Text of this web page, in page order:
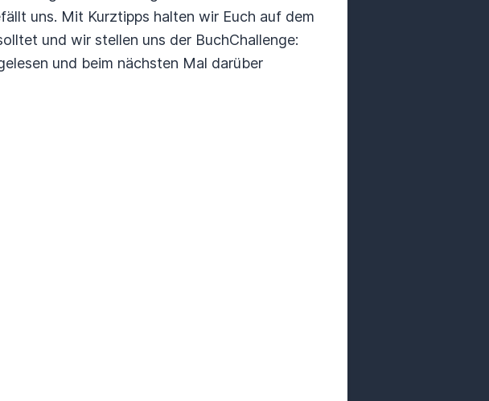
uns. Mit Kurztipps halten wir Euch auf dem
und wir stellen uns der BuchChallenge:
und beim nächsten Mal darüber